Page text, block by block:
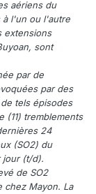
aériens du
à l'un ou l'autre
extensions
sont
par de
par des
tels épisodes
(11) tremblements
24
(SO2) du
jour (t/d).
de SO2
chez Mayon. La